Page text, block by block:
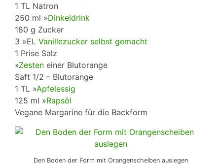
1 TL Natron
250 ml »Dinkeldrink
180 g Zucker
3 »EL Vanillezucker selbst gemacht
1 Prise Salz
»Zesten einer Blutorange
Saft 1/2 – Blutorange
1 TL »Apfelessig
125 ml »Rapsöl
Vegane Margarine für die Backform
Den Boden der Form mit Orangenscheiben auslegen